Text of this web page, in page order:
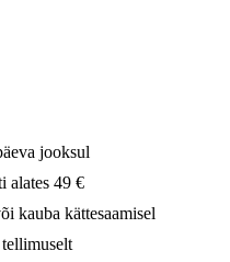
jooksul
alates 49 €
kauba kättesaamisel
tellimuselt